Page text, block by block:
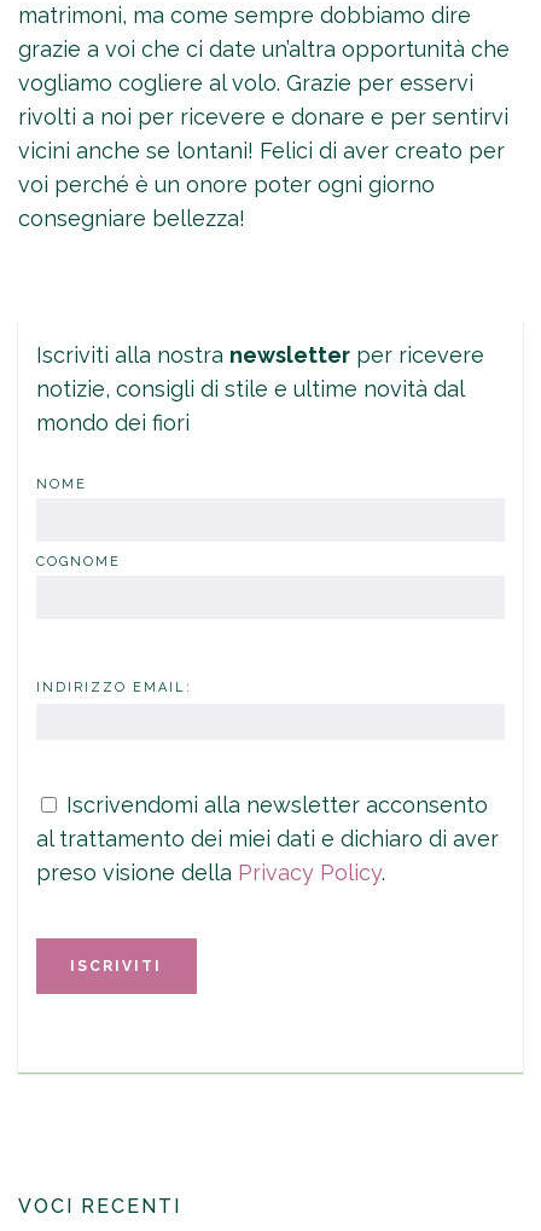
matrimoni, ma come sempre dobbiamo dire
grazie a voi che ci date un’altra opportunità che
vogliamo cogliere al volo. Grazie per esservi
rivolti a noi per ricevere e donare e per sentirvi
vicini anche se lontani! Felici di aver creato per
voi perché è un onore poter ogni giorno
consegniare bellezza!
Iscriviti alla nostra newsletter per ricevere
notizie, consigli di stile e ultime novità dal
mondo dei fiori
NOME
COGNOME
INDIRIZZO EMAIL:
Iscrivendomi alla newsletter acconsento
al trattamento dei miei dati e dichiaro di aver
preso visione della Privacy Policy.
VOCI RECENTI